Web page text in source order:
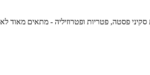
פטריות ופטרוזיליה - מתאים מאוד לארוחת בוקר או ערב טבעונית